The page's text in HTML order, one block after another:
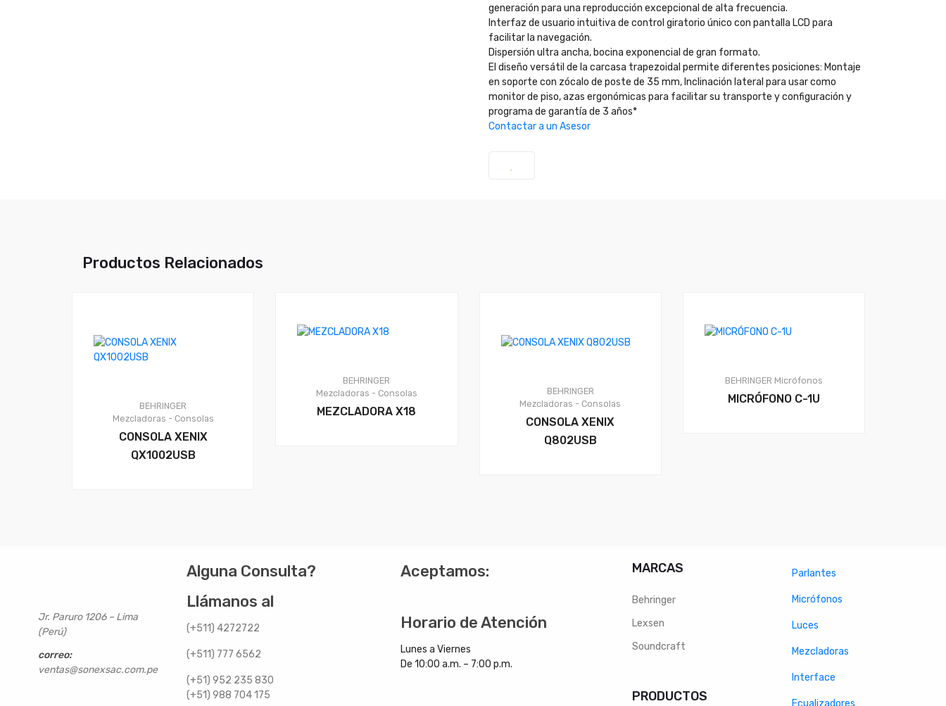
generación para una reproducción excepcional de alta frecuencia.
Interfaz de usuario intuitiva de control giratorio único con pantalla LCD para
facilitar la navegación.
Dispersión ultra ancha, bocina exponencial de gran formato.
El diseño versátil de la carcasa trapezoidal permite diferentes posiciones: Montaje
en soporte con zócalo de poste de 35 mm, Inclinación lateral para usar como
monitor de piso, azas ergonómicas para facilitar su transporte y configuración y
programa de garantía de 3 años*
Contactar a un Asesor
Productos Relacionados
BEHRINGER
Mezcladoras - Consolas
CONSOLA XENIX
QX1002USB
BEHRINGER
Mezcladoras - Consolas
MEZCLADORA X18
BEHRINGER
Mezcladoras - Consolas
CONSOLA XENIX
Q802USB
BEHRINGER Micrófonos
MICRÓFONO C-1U
Jr. Paruro 1206 – Lima
(Perú)
correo:
ventas@sonexsac.com.pe
Alguna Consulta?
Llámanos al
(+511) 4272722
(+511) 777 6562
(+51) 952 235 830
(+51) 988 704 175
Aceptamos:
Horario de Atención
Lunes a Viernes
De 10:00 a.m. – 7:00 p.m.
MARCAS
Behringer
Lexsen
Soundcraft
PRODUCTOS
Parlantes
Micrófonos
Luces
Mezcladoras
Interface
Ecualizadores